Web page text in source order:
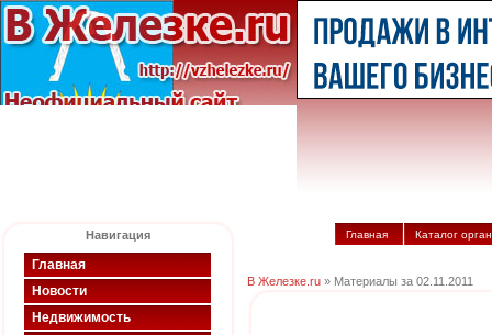
Навигация
Главная
Новости
Недвижимость
Главная Каталог
В Железке.ru » Материалы за 02.11.2011